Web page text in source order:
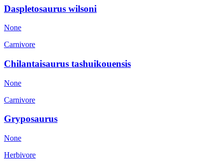
Daspletosaurus wilsoni
None
Carnivore
Chilantaisaurus tashuikouensis
None
Carnivore
Gryposaurus
None
Herbivore